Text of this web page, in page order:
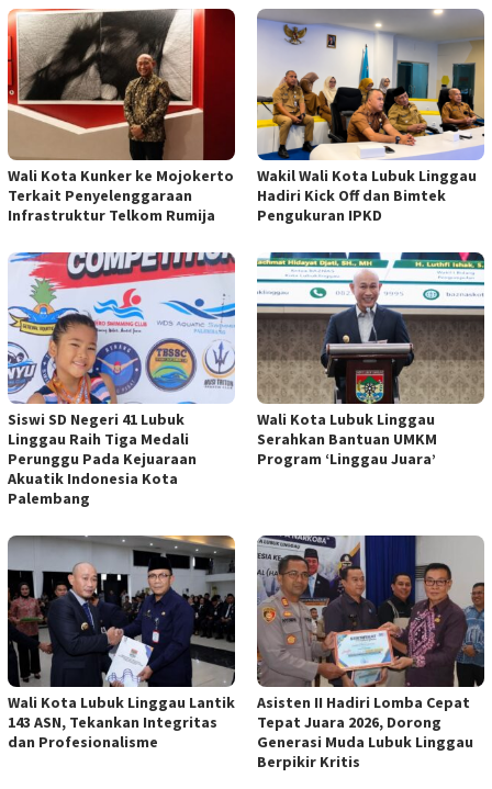
Wali Kota Kunker ke Mojokerto
Terkait Penyelenggaraan
Infrastruktur Telkom Rumija
Wakil Wali Kota Lubuk Linggau
Hadiri Kick Off dan Bimtek
Pengukuran IPKD
Siswi SD Negeri 41 Lubuk
Linggau Raih Tiga Medali
Perunggu Pada Kejuaraan
Akuatik Indonesia Kota
Palembang
Wali Kota Lubuk Linggau
Serahkan Bantuan UMKM
Program ‘Linggau Juara’
Wali Kota Lubuk Linggau Lantik
143 ASN, Tekankan Integritas
dan Profesionalisme
Asisten II Hadiri Lomba Cepat
Tepat Juara 2026, Dorong
Generasi Muda Lubuk Linggau
Berpikir Kritis